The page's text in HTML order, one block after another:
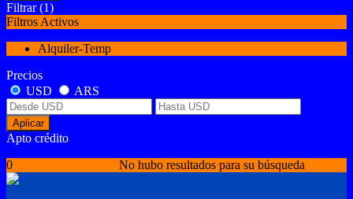
Filtrar (1)
Filtros Activos
Alquiler-Temp
Precios
USD
ARS
Aplicar
Apto crédito
No hubo resultados para su búsqueda
0